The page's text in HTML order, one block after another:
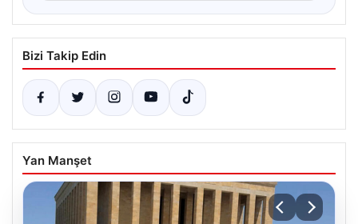
Bizi Takip Edin
Yan Manşet